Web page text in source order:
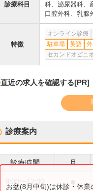
診療科目
科、 泌尿器科、
口腔外科、 乳腺
特徴
オンライン診療
駐車場
英語
セカンドオピニ
直近の求人を確認する[PR]
診療案内
診療時間 月
9:00 12:00
お盆(8月中旬)は休診・休業